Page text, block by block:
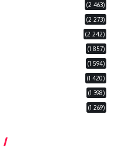
(2 463)
(2 273)
(2 242)
(1 857)
(1 594)
(1 420)
(1 398)
(1 269)